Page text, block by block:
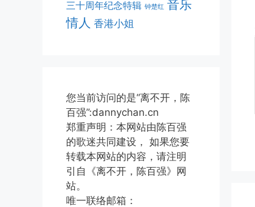
三十周年纪念特辑 钟楚红 音乐
情人 香港小姐
您当前访问的是“离不开，陈
百强”:dannychan.cn
郑重声明：本网站由陈百强
的歌迷共同建设， 如果您要
转载本网站的内容，请注明
引自《离不开，陈百强》网
站。
唯一联络邮箱：